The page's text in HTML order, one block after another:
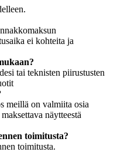
ei kohteita ja
tai teknisten piirustusten
meillä on valmiita osia
näytteestä
toimitusta?
toimitusta.